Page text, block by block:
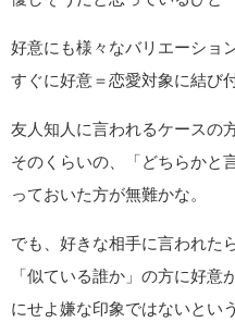
好意にも様々なバリエーショ
すぐに好意＝恋愛対象に結び
友人知人に言われるケースの
そのくらいの、「どちらかと
っておいた方が無難かな。
でも、好きな相手に言われた
「似ている誰か」の方に好
にせよ嫌な印象ではないとい